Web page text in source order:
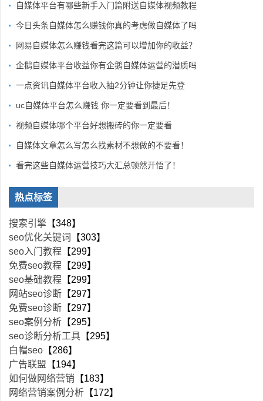
自媒体平台有哪些新手入门篇附送自媒体视频教程
今日头条自媒体怎么赚钱你真的考虑做自媒体了吗
网易自媒体怎么赚钱看完这篇可以增加你的收益？
企鹅自媒体平台收益你有企鹅自媒体运营的潜质吗
一点资讯自媒体平台收入抽2分钟让你捷足先登
uc自媒体平台怎么赚钱 你一定要看到最后！
视频自媒体哪个平台好想搬砖的你一定要看
自媒体文章怎么写怎么找素材不想做的不要看！
看完这些自媒体运营技巧大汇总顿然开悟了！
热点标签
搜索引擎 【348】
seo优化关键词
【303】
seo入门教程 【299】
免费seo教程 【299】
seo基础教程 【299】
网站seo诊断 【297】
免费seo诊断 【297】
seo案例分析 【295】
seo诊断分析工具 【295】
白帽seo 【286】
广告联盟 【194】
如何做网络营销 【183】
网络营销案例分析 【172】